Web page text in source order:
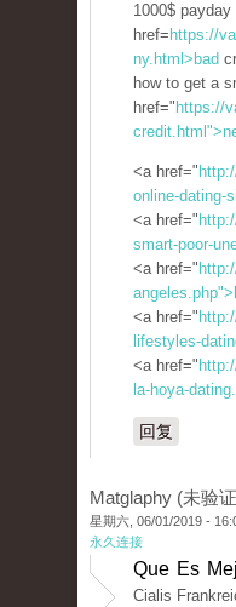
1000$
href= https://
ny.html>bad
how to get a
href=" https://
<a href="
online-dating-
<a href="
smart-poor-
<a href="
<a href="
lifestyles-
<a href="
la-hoya-
回复
Matglaphy (未验
星期六, 06/01/2019 -
永久连接
Que Es
Cialis